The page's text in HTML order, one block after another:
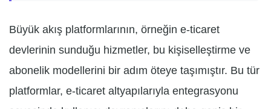
Büyük akış platformlarının, örneğin e-ticaret
devlerinin sunduğu hizmetler, bu kişiselleştirme ve
abonelik modellerini bir adım öteye taşımıştır. Bu tür
platformlar, e-ticaret altyapılarıyla entegrasyonu